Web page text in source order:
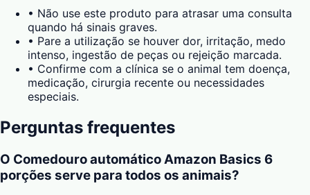
• Não use este produto para atrasar uma consulta
quando há sinais graves.
• Pare a utilização se houver dor, irritação, medo
intenso, ingestão de peças ou rejeição marcada.
• Confirme com a clínica se o animal tem doença,
medicação, cirurgia recente ou necessidades
especiais.
Perguntas frequentes
O Comedouro automático Amazon Basics 6
porções serve para todos os animais?